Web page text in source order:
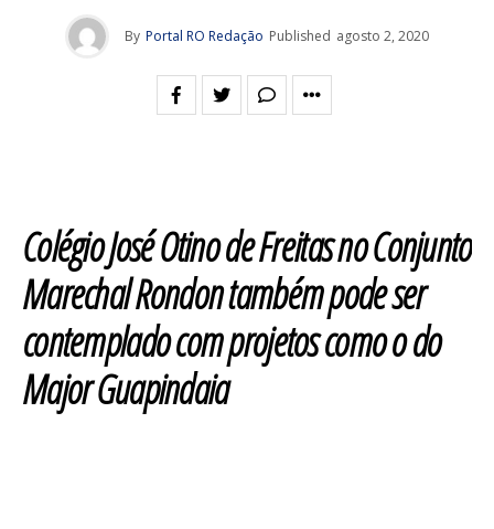
By Portal RO Redação Published agosto 2, 2020
Colégio José Otino de Freitas no Conjunto
Marechal Rondon também pode ser
contemplado com projetos como o do
Major Guapindaia